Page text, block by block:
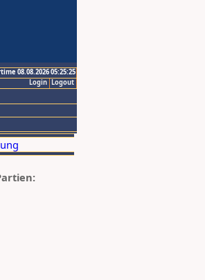
08.08.2026 05:25:25
Logout
Login